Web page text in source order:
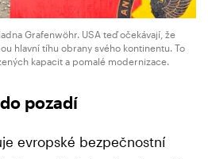
Grafenwöhr. USA teď očekávají, že
hlavní tíhu obrany svého kontinentu. To
kapacit a pomalé modernizace.
pozadí
evropské bezpečnostní